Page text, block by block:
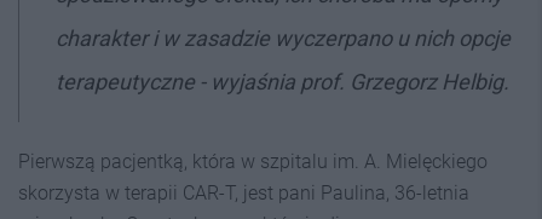
charakter i w zasadzie wyczerpano u nich opcje
terapeutyczne - wyjaśnia prof. Grzegorz Helbig.
Pierwszą pacjentką, która w szpitalu im. A. Mielęckiego
skorzysta w terapii CAR-T, jest pani Paulina, 36-letnia